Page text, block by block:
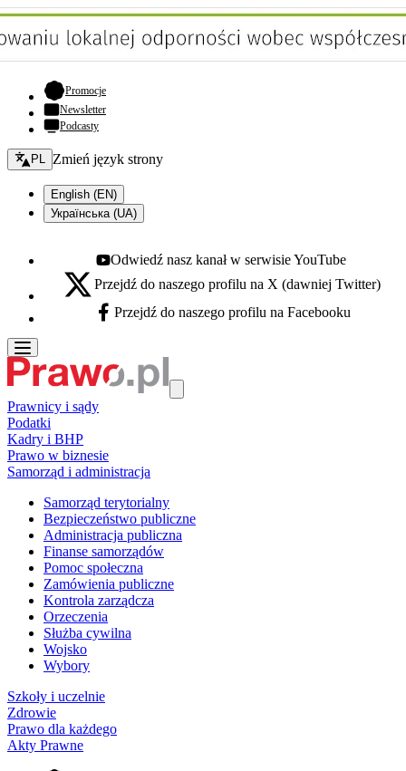
Promocje- otwiera się w nowej karcie
Newsletter
Podcasty
Zmień język - bieżący:
PL Zmień język strony
English (EN)
Українська (UA)
Youtube - otwiera się w nowej karcie
Odwiedź nasz kanał w serwisie YouTube
X - otwiera się w nowej karcie
Przejdź do naszego profilu na X (dawniej Twitter)
Facebook - otwiera się w nowej karcie
Przejdź do naszego profilu na Facebooku
Prawnicy i sądy
Podatki
Kadry i BHP
Prawo w biznesie
Samorząd i administracja
Samorząd terytorialny
Bezpieczeństwo publiczne
Administracja publiczna
Finanse samorządów
Pomoc społeczna
Zamówienia publiczne
Kontrola zarządcza
Orzeczenia
Służba cywilna
Wojsko
Wybory
Szkoły i uczelnie
Zdrowie
Prawo dla każdego
Akty Prawne